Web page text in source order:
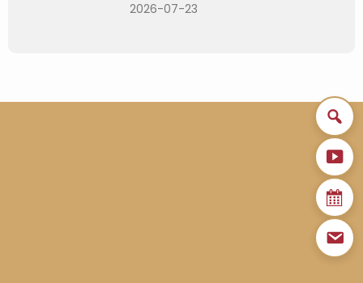
2026-07-23